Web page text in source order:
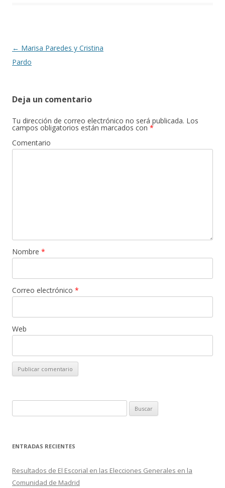
Navegación
de
← Marisa Paredes y Cristina
Pardo
Deja un comentario
Tu dirección de correo electrónico no será publicada. Los
campos obligatorios están marcados con *
Comentario
Nombre *
Correo electrónico *
Web
u
c
r
:
ENTRADAS RECIENTES
Resultados de El Escorial en las Elecciones Generales en la
Comunidad de Madrid